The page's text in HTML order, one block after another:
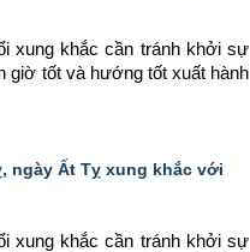
xung khắc cần tránh khởi sự
giờ tốt và hướng tốt xuất hành
ngày Ất Tỵ xung khắc với
xung khắc cần tránh khởi sự